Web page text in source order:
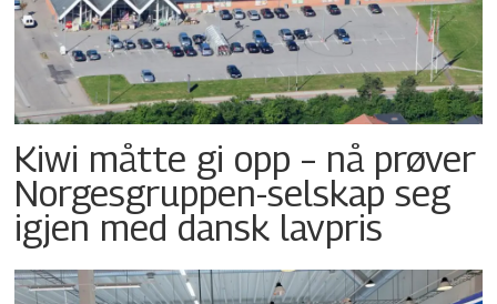
Kiwi måtte gi opp – nå prøver
Norgesgruppen-selskap seg
igjen med dansk lavpris